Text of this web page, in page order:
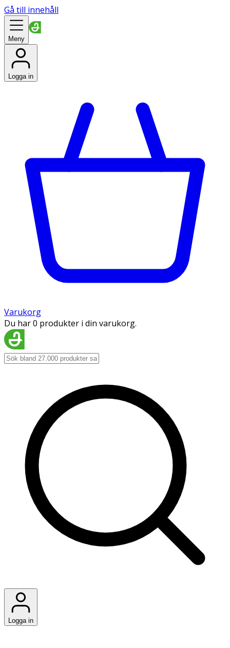
Gå till innehåll
Meny
Logga in
Varukorg
Du har 0 produkter i din varukorg.
Logga in